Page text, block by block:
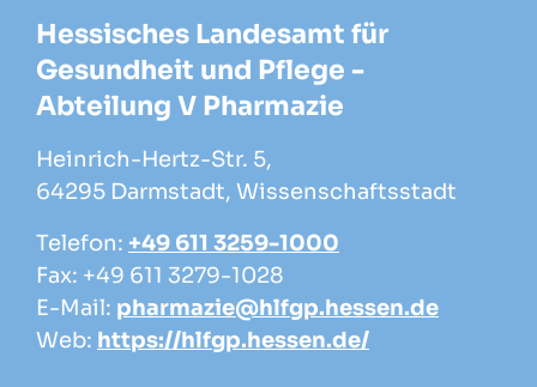
Hessisches Landesamt für
Gesundheit und Pflege -
Abteilung V Pharmazie
Heinrich-Hertz-Str. 5,
64295 Darmstadt, Wissenschaftsstadt
Telefon: +49 611 3259-1000
Fax: +49 611 3279-1028
E-Mail: pharmazie@hlfgp.hessen.de
Web: https://hlfgp.hessen.de/